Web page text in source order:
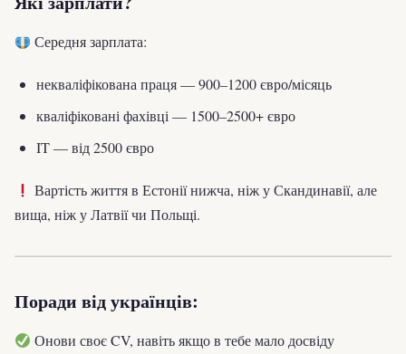
Середня зарплата:
некваліфікована праця — 900–1200 євро/місяць
кваліфіковані фахівці — 1500–2500+ євро
IT — від 2500 євро
Вартість життя в Естонії нижча, ніж у Скандинавії, але
вища, ніж у Латвії чи Польщі.
Поради від українців:
Онови своє CV, навіть якщо в тебе мало досвіду